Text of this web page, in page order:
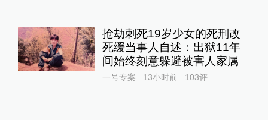
抢劫刺死19岁少女的死刑改
死缓当事人自述：出狱11年
间始终刻意躲避被害人家属
一号专案 13小时前 103评